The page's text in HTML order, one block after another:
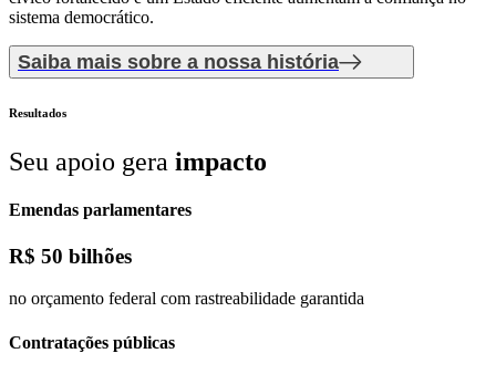
sistema democrático.
Saiba mais sobre a nossa história
Resultados
Seu apoio gera impacto
Emendas parlamentares
R$ 50 bilhões
no orçamento federal com rastreabilidade garantida
Contratações públicas